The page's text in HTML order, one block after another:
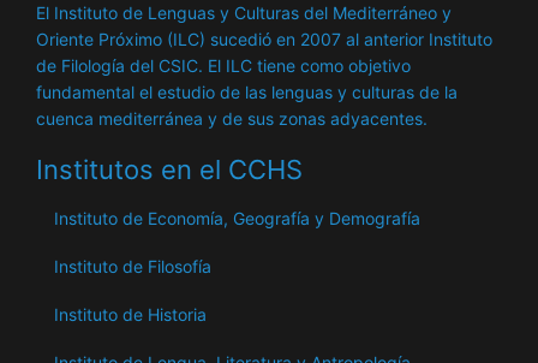
El Instituto de Lenguas y Culturas del Mediterráneo y
Oriente Próximo (ILC) sucedió en 2007 al anterior Instituto
de Filología del CSIC. El ILC tiene como objetivo
fundamental el estudio de las lenguas y culturas de la
cuenca mediterránea y de sus zonas adyacentes.
Institutos en el CCHS
Instituto de Economía, Geografía y Demografía
Instituto de Filosofía
Instituto de Historia